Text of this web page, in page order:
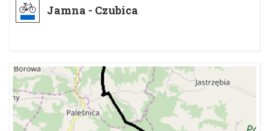
Jamna - Czubica